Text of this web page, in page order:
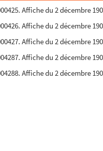
Affiche du 2 décembre
Affiche du 2 décembre
Affiche du 2 décembre
Affiche du 2 décembre
Affiche du 2 décembre